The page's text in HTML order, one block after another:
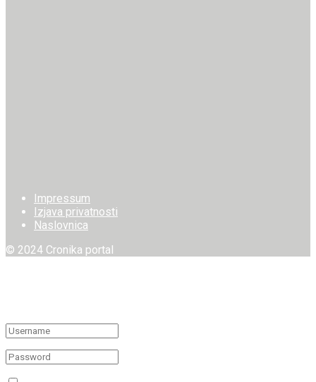
Impressum
Izjava privatnosti
Naslovnica
© 2024 Cronika portal